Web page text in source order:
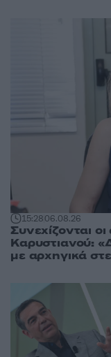
15:2806.08.26
Συνεχίζονται
Καρυστιανού:
με αρχηγικά